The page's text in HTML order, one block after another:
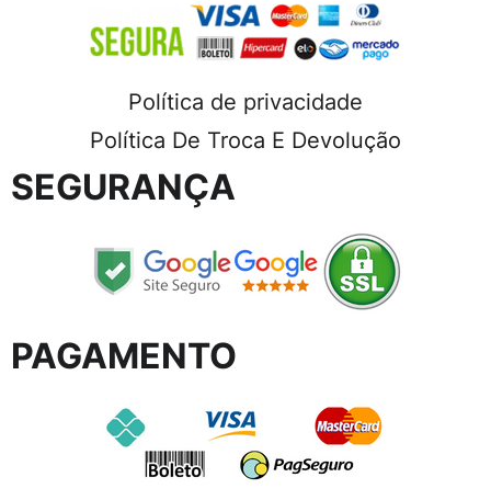
Política de privacidade
Política De Troca E Devolução
SEGURANÇA
PAGAMENTO